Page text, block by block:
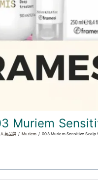
Muriem
人氣品牌 Muriem 003 Muriem Sensitive Scalp